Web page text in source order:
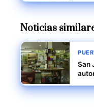
Noticias
San